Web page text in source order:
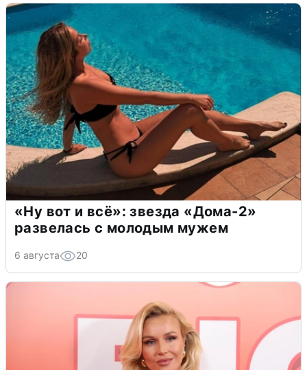
«Ну вот и всё»: звезда «Дома-2»
развелась с молодым мужем
6 августа 20